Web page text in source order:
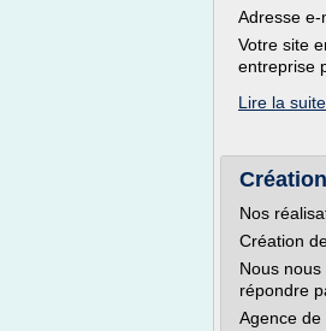
Adresse e-
Votre site
entreprise
Lire la suite
Nos
Création
Nous
répondre
Agence